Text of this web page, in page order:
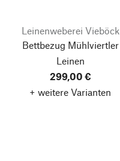
Leinenweberei Vieböck
Bettbezug Mühlviertler
Leinen
299,00 €
+ weitere Varianten